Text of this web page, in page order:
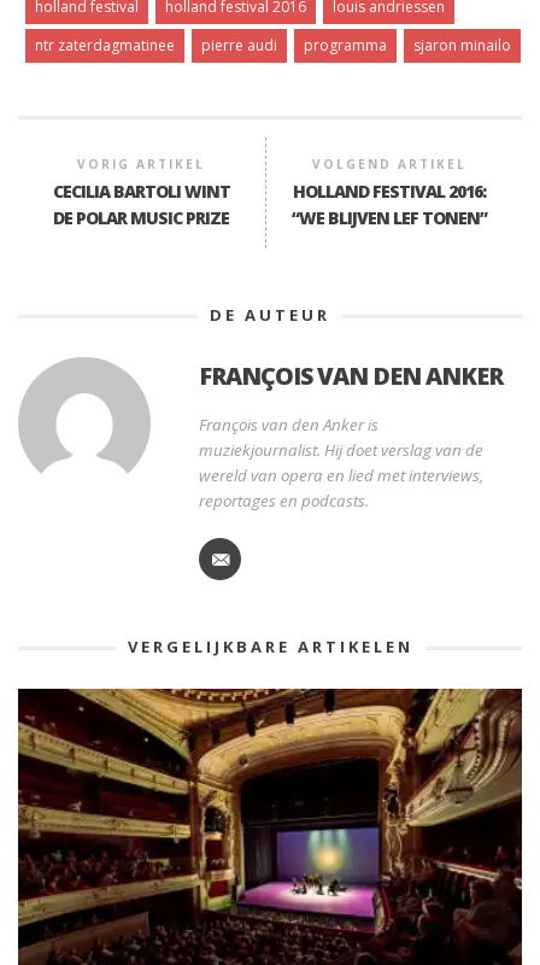
holland festival
holland festival 2016
louis andriessen
ntr zaterdagmatinee
pierre audi programma sjaron minailo
VORIG ARTIKEL
CECILIA BARTOLI WINT
DE POLAR MUSIC PRIZE
VOLGEND ARTIKEL
HOLLAND FESTIVAL 2016:
“WE BLIJVEN LEF TONEN”
DE AUTEUR
FRANÇOIS VAN DEN ANKER
François van den Anker is
muziekjournalist. Hij doet verslag van de
wereld van opera en lied met interviews,
reportages en podcasts.
VERGELIJKBARE ARTIKELEN